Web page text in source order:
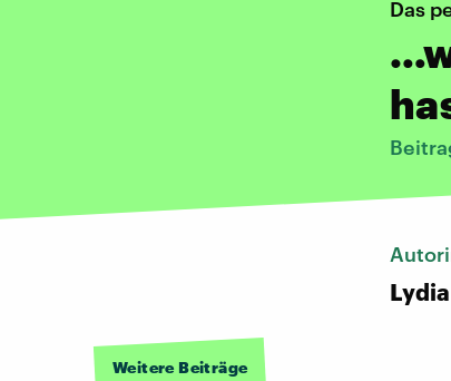
Das
Weitere Beiträge